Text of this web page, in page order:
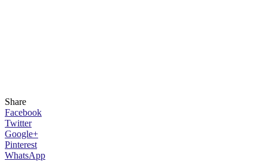
Share
Facebook
Twitter
Google+
Pinterest
WhatsApp